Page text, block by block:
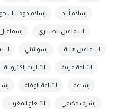
إسلام أباد إسلام دومينيك
إسماعيل الصيباري
إسماعيل هنية إسواتيني
إشادة عربية إشارات إلكترونية
إشاعة إشاعة الوفاة
إشرف حكيمي إشعاع المغرب